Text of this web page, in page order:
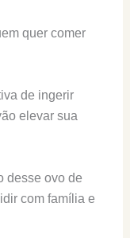
quer comer
de ingerir
elevar sua
desse ovo de
com família e